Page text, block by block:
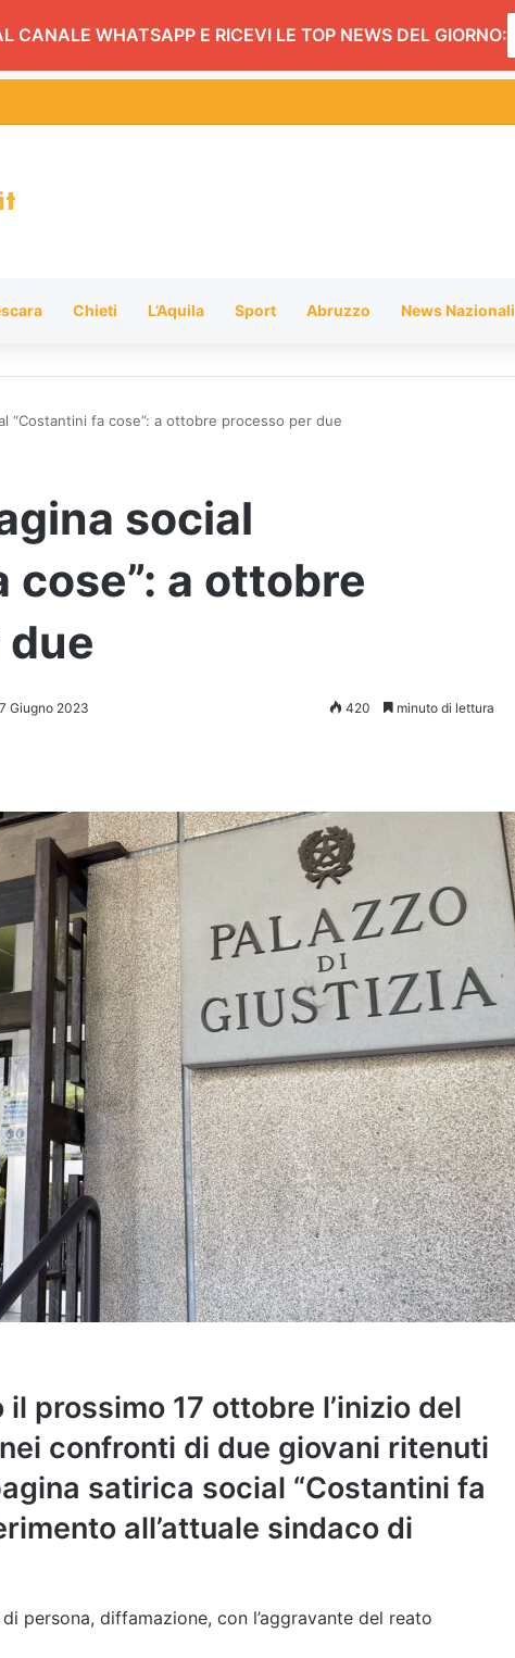
CANALE WHATSAPP E RICEVI LE TOP NEWS DEL GIORNO:
Chieti L’Aquila Sport Abruzzo News Nazionali
“Costantini fa cose”: a ottobre processo per due
social
cose”: a ottobre
Giugno 2023 420 minuto di lettura
il prossimo 17 ottobre l’inizio del
confronti di due giovani ritenuti
satirica social “Costantini fa
all’attuale sindaco di
persona, diffamazione, con l’aggravante del reato